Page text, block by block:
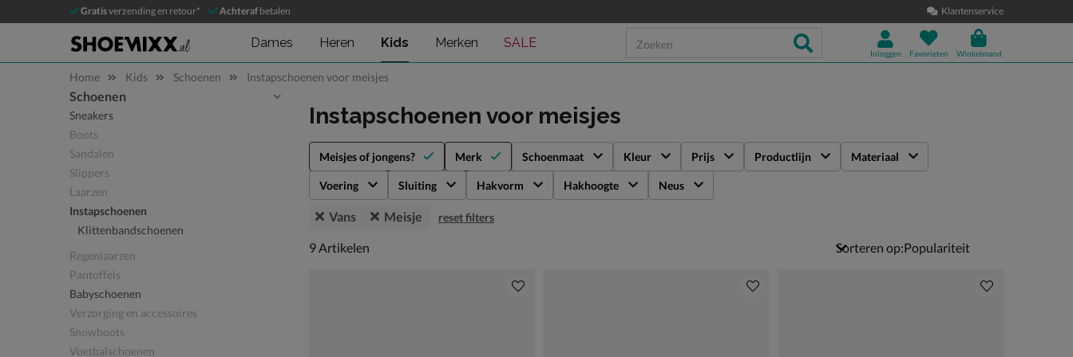
Gratisverzending en retour* Achteraf betalen Klantenservice
Dames Heren Kids Merken SALE
Inloggen Favorieten Winkelmand
Home Kids Schoenen Instapschoenen voor meisjes
Sla categorieën over
Schoenen
Sneakers
Boots
Sandalen
Slippers
Laarzen
Instapschoenen
Klittenbandschoenen
Regenlaarzen
Pantoffels
Babyschoenen
Verzorging en accessoires
Snowboots
Voetbalschoenen
Instapschoenen voor meisjes
Meisjes of jongens? Merk Schoenmaat Kleur Prijs Productlijn Materiaal
Voering Sluiting Hakvorm Hakhoogte Neus
Vans Meisje reset filters
9 artikelen
9Artikelen Sorteren op: